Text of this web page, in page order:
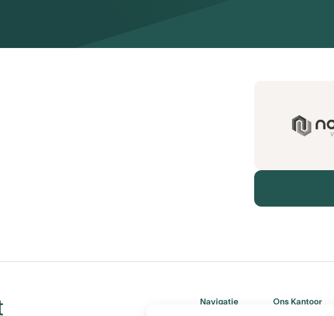
Navigatie Ons Kantoor